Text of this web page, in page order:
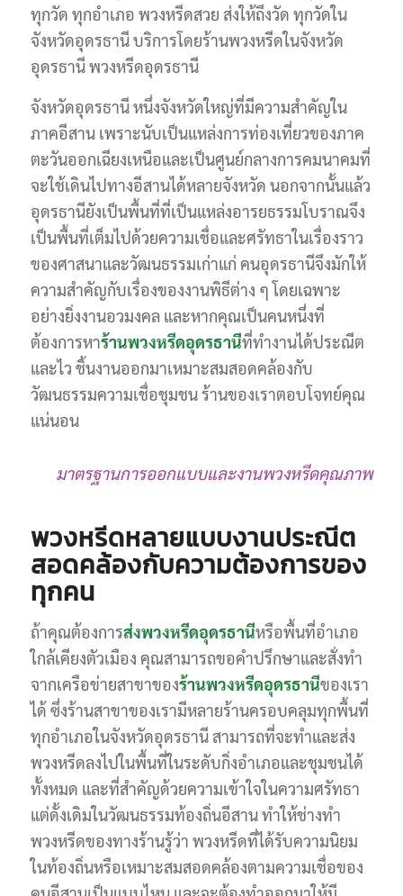
ทุกวัด ทุกอำเภอ พวงหรีดสวย ส่งให้ถึงวัด ทุกวัดใน
จังหวัดอุดรธานี บริการโดยร้านพวงหรีดในจังหวัด
อุดรธานี พวงหรีดอุดรธานี
จังหวัดอุดรธานี หนึ่งจังหวัดใหญ่ที่มีความสำคัญใน
ภาคอีสาน เพราะนับเป็นแหล่งการท่องเที่ยวของภาค
ตะวันออกเฉียงเหนือและเป็นศูนย์กลางการคมนาคมที่
จะใช้เดินไปทางอีสานได้หลายจังหวัด นอกจากนั้นแล้ว
อุดรธานียังเป็นพื้นที่ที่เป็นแหล่งอารยธรรมโบราณจึง
เป็นพื้นที่เต็มไปด้วยความเชื่อและศรัทธาในเรื่องราว
ของศาสนาและวัฒนธรรมเก่าแก่ คนอุดรธานีจึงมักให้
ความสำคัญกับเรื่องของงานพิธีต่าง ๆ โดยเฉพาะ
อย่างยิ่งงานอวมงคล และหากคุณเป็นคนหนึ่งที่
ต้องการหาร้านพวงหรีดอุดรธานีที่ทำงานได้ประณีต
และไว ชิ้นงานออกมาเหมาะสมสอดคล้องกับ
วัฒนธรรมความเชื่อชุมชน ร้านของเราตอบโจทย์คุณ
แน่นอน
มาตรฐานการออกแบบและงานพวงหรีดคุณภาพ
พวงหรีดหลายแบบงานประณีต
สอดคล้องกับความต้องการของ
ทุกคน
ถ้าคุณต้องการส่งพวงหรีดอุดรธานีหรือพื้นที่อำเภอ
ใกล้เคียงตัวเมือง คุณสามารถขอคำปรึกษาและสั่งทำ
จากเครือข่ายสาขาของร้านพวงหรีดอุดรธานีของเรา
ได้ ซึ่งร้านสาขาของเรามีหลายร้านครอบคลุมทุกพื้นที่
ทุกอำเภอในจังหวัดอุดรธานี สามารถที่จะทำและส่ง
พวงหรีดลงไปในพื้นที่ในระดับกิ่งอำเภอและชุมชนได้
ทั้งหมด และที่สำคัญด้วยความเข้าใจในความศรัทธา
แต่ดั้งเดิมในวัฒนธรรมท้องถิ่นอีสาน ทำให้ช่างทำ
พวงหรีดของทางร้านรู้ว่า พวงหรีดที่ได้รับความนิยม
ในท้องถิ่นหรือเหมาะสมสอดคล้องตามความเชื่อของ